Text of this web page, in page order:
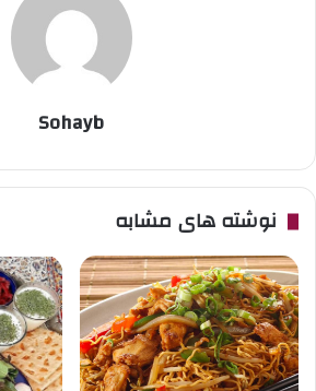
Sohayb
نوشته های مشابه